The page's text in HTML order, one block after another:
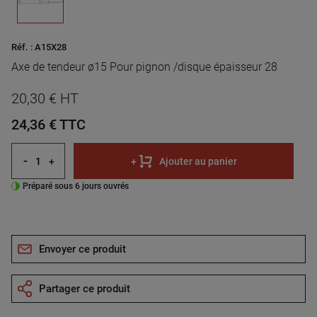
Réf. : A15X28
Axe de tendeur ø15 Pour pignon /disque épaisseur 28
20,30 € HT
24,36 €TTC
- + + Ajouter au panier
Préparé sous 6 jours ouvrés
Envoyer ce produit
Partager ce produit